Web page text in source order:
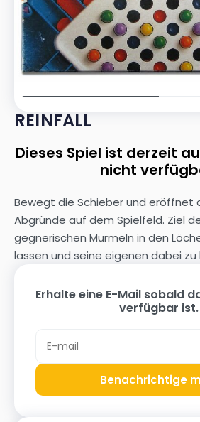
REINFALL
Dieses Spiel ist derzeit
nicht
Bewegt die Schieber und eröffnet
Abgründe auf dem Spielfeld. Ziel
gegnerischen Murmeln in den
lassen und seine eigenen dabei
Erhalte eine E-Mail sobald
verfügbar ist.
Benachrichtige